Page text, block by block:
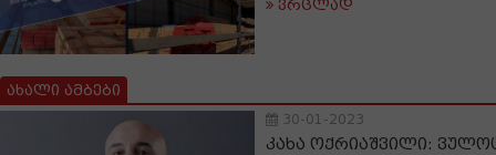
ვრცლად
ახალი ამბები
30-01-2023
კახა ოქრიაშვილი: